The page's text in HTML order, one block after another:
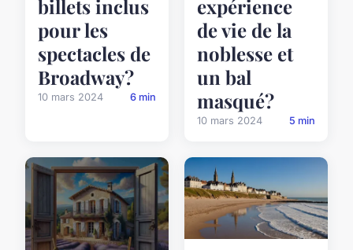
billets inclus
pour les
spectacles de
Broadway?
10 mars 2024 6 min
expérience
de vie de la
noblesse et
un bal
masqué?
10 mars 2024 5 min